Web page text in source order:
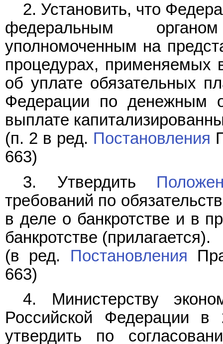
2. Установить, что
федеральным
уполномоченным на
процедурах, применяемых
об уплате обязательных
Федерации по денежным
выплате
(п. 2 в ред. Постановления
663)
3. Утвердить
требований по
в деле о банкротстве и в
банкротстве (прилагается).
(в ред. Постановления
663)
4. Министерству
Российской Федерации в
утвердить по